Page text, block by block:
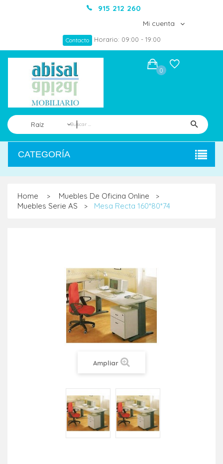
915 212 260
Mi cuenta
Contacto Horario: 09:00 - 19:00
Raíz
0
CATEGORÍA
Home > Muebles De Oficina Online >
Muebles Serie AS > Mesa Recta 160*80*74
Ampliar